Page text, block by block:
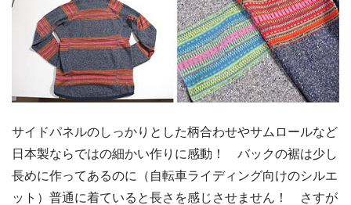
サイドパネルのしっかりとした柄合わせやサムロールなど
日本製ならではの細かい作りに感動！ バックの裾は少し
長めに作ってあるのに（自転車ライディング向けのシルエ
ット）普通に着ていると長さを感じさせません！ さすが